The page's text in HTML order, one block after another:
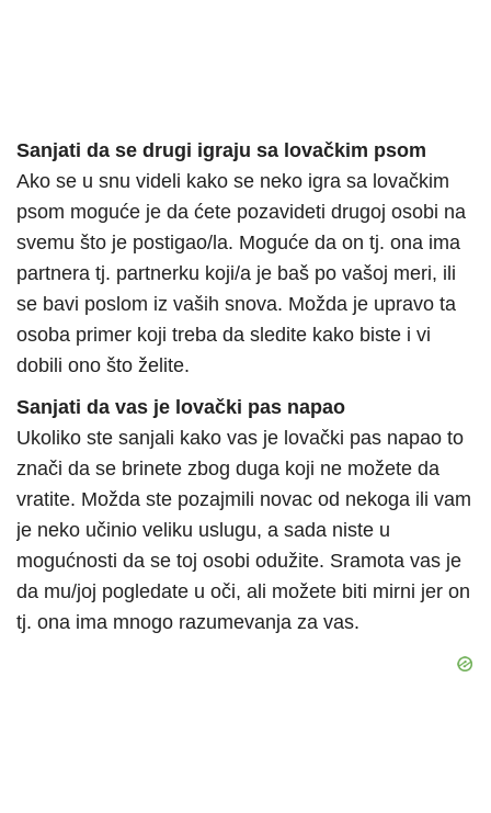
Sanjati da se drugi igraju sa lovačkim psom
Ako se u snu videli kako se neko igra sa lovačkim
psom moguće je da ćete pozavideti drugoj osobi na
svemu što je postigao/la. Moguće da on tj. ona ima
partnera tj. partnerku koji/a je baš po vašoj meri, ili
se bavi poslom iz vaših snova. Možda je upravo ta
osoba primer koji treba da sledite kako biste i vi
dobili ono što želite.
Sanjati da vas je lovački pas napao
Ukoliko ste sanjali kako vas je lovački pas napao to
znači da se brinete zbog duga koji ne možete da
vratite. Možda ste pozajmili novac od nekoga ili vam
je neko učinio veliku uslugu, a sada niste u
mogućnosti da se toj osobi odužite. Sramota vas je
da mu/joj pogledate u oči, ali možete biti mirni jer on
tj. ona ima mnogo razumevanja za vas.